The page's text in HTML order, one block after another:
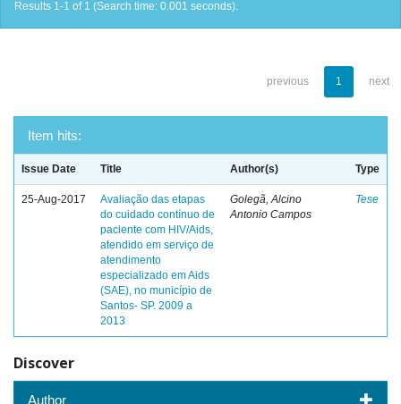
Results 1-1 of 1 (Search time: 0.001 seconds).
previous 1 next
Item hits:
Issue Date Title Author(s) Type
25-Aug-2017
Avaliação das etapas
do cuidado contínuo de
paciente com HIV/Aids,
atendido em serviço de
atendimento
especializado em Aids
(SAE), no município de
Santos- SP. 2009 a
2013
Golegã, Alcino
Antonio Campos
Tese
Discover
Author